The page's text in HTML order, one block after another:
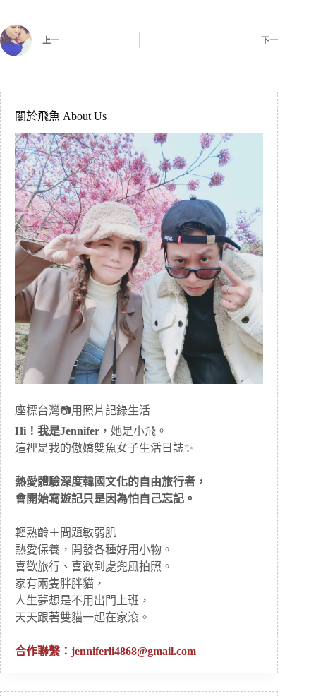
上一 下一
關於飛魚 About Us
座標台灣📷用照片記錄生活
Hi！我是Jennifer ，她是小飛。
這裡是我的傲嬌雙魚女子生活日誌✨
熱愛體驗深度韓國文化的自由旅行者，
會開始寫遊記只是因為怕自己忘記。
輕熟齡＋問題敏弱肌
熱愛保養，開發各種好用小物。
喜歡旅行、喜歡到處兜風拍照。
家有兩隻胖胖貓，
人生夢想是不用出門上班，
天天跟著雙貓一起在家滾。
合作聯繫： jenniferli4868@gmail.com